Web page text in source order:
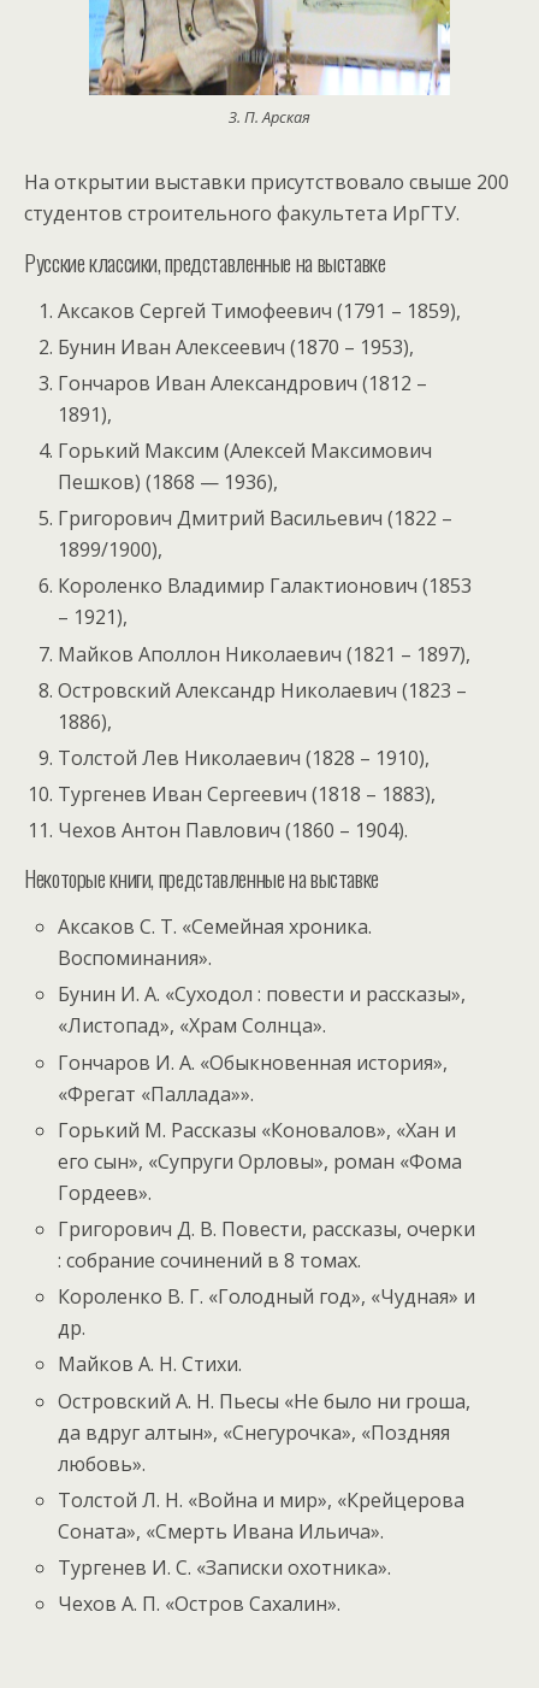
З. П. Арская
На открытии выставки присутствовало свыше 200
студентов строительного факультета ИрГТУ.
Русские классики, представленные на выставке
Аксаков Сергей Тимофеевич (1791 – 1859),
Бунин Иван Алексеевич (1870 – 1953),
Гончаров Иван Александрович (1812 –
1891),
Горький Максим (Алексей Максимович
Пешков) (1868 — 1936),
Григорович Дмитрий Васильевич (1822 –
1899/1900),
Короленко Владимир Галактионович (1853
– 1921),
Майков Аполлон Николаевич (1821 – 1897),
Островский Александр Николаевич (1823 –
1886),
Толстой Лев Николаевич (1828 – 1910),
Тургенев Иван Сергеевич (1818 – 1883),
Чехов Антон Павлович (1860 – 1904).
Некоторые книги, представленные на выставке
Аксаков С. Т. «Семейная хроника.
Воспоминания».
Бунин И. А. «Суходол : повести и рассказы»,
«Листопад», «Храм Солнца».
Гончаров И. А. «Обыкновенная история»,
«Фрегат «Паллада»».
Горький М. Рассказы «Коновалов», «Хан и
его сын», «Супруги Орловы», роман «Фома
Гордеев».
Григорович Д. В. Повести, рассказы, очерки
: собрание сочинений в 8 томах.
Короленко В. Г. «Голодный год», «Чудная» и
др.
Майков А. Н. Стихи.
Островский А. Н. Пьесы «Не было ни гроша,
да вдруг алтын», «Снегурочка», «Поздняя
любовь».
Толстой Л. Н. «Война и мир», «Крейцерова
Соната», «Смерть Ивана Ильича».
Тургенев И. С. «Записки охотника».
Чехов А. П. «Остров Сахалин».